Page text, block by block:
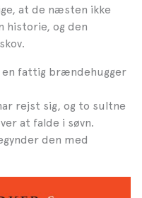
at de næsten ikke
historie, og den
en fattig brændehugger
rejst sig, og to sultne
at falde i søvn.
den med